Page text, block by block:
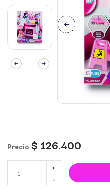
Precio $ 126.400